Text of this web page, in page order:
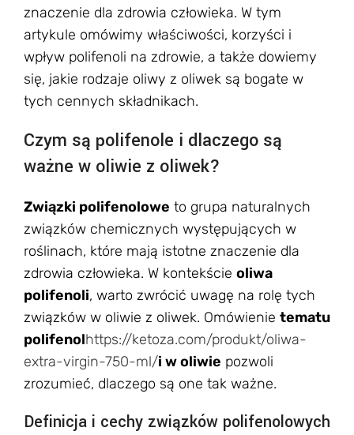
znaczenie dla zdrowia człowieka. W tym
artykule omówimy właściwości, korzyści i
wpływ polifenoli na zdrowie, a także dowiemy
się, jakie rodzaje oliwy z oliwek są bogate w
tych cennych składnikach.
Czym są polifenole i dlaczego są
ważne w oliwie z oliwek?
Związki polifenolowe to grupa naturalnych
związków chemicznych występujących w
roślinach, które mają istotne znaczenie dla
zdrowia człowieka. W kontekście oliwa
polifenoli, warto zwrócić uwagę na rolę tych
związków w oliwie z oliwek. Omówienie tematu
polifenolhttps://ketoza.com/produkt/oliwa-
extra-virgin-750-ml/i w oliwie pozwoli
zrozumieć, dlaczego są one tak ważne.
Definicja i cechy związków polifenolowych